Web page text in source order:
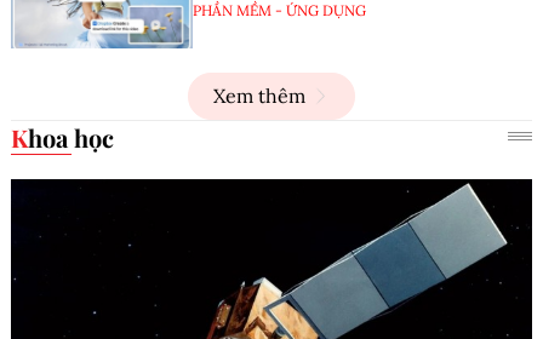
PHẦN MỀM - ỨNG DỤNG
Xem thêm
Khoa học